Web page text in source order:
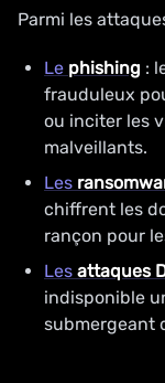
Parmi les
Le phishing :
frauduleux
ou inciter les
malveillants.
Les
chiffrent les
rançon pour
Les attaques
indisponible
submergeant